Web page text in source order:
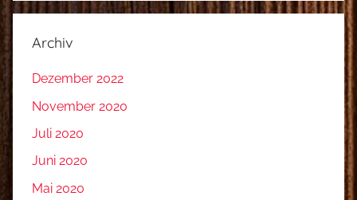
Archiv
Dezember 2022
November 2020
Juli 2020
Juni 2020
Mai 2020